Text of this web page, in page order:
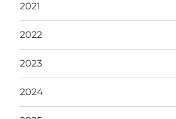
2021
2022
2023
2024